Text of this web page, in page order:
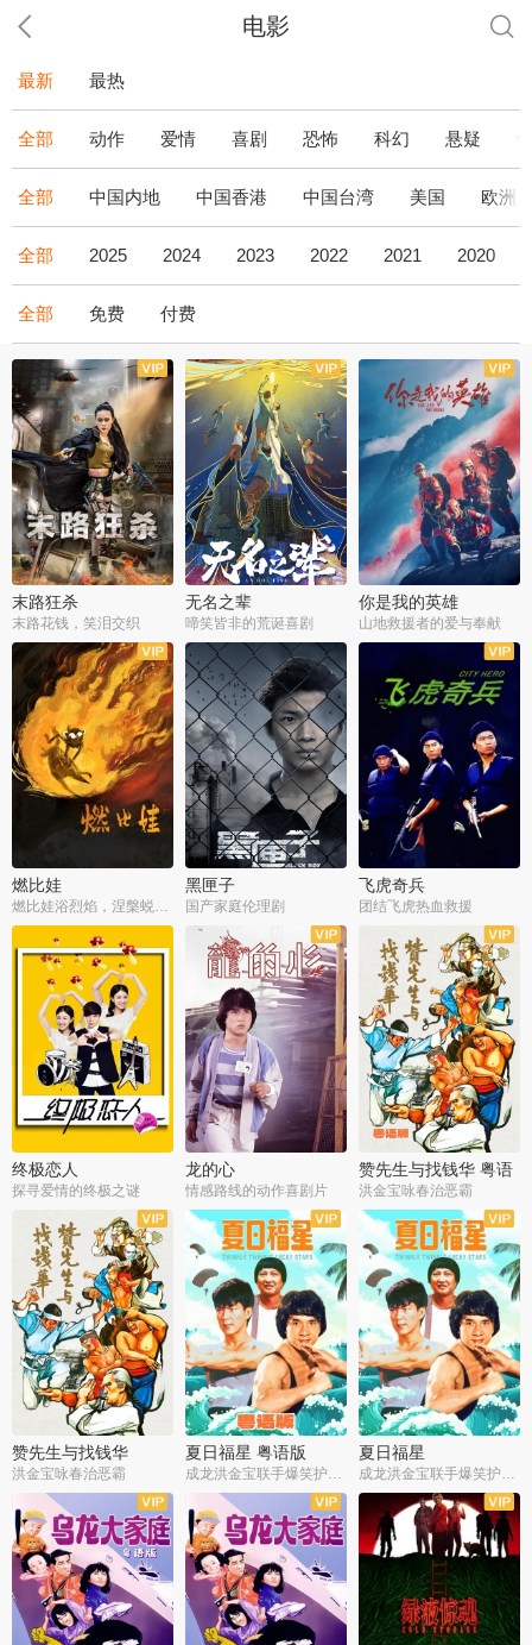
电影
最新 最热
全部 动作 爱情 喜剧 恐怖 科幻 悬疑
全部 中国内地 中国香港 中国台湾 美国 欧洲
全部 2025 2024 2023 2022 2021 2020
全部 免费 付费
末路狂杀
末路花钱，笑泪交织
无名之辈
啼笑皆非的荒诞喜剧
你是我的英雄
山地救援者的爱与奉献
燃比娃
燃比娃浴烈焰，涅槃蜕变成人
黑匣子
国产家庭伦理剧
飞虎奇兵
团结飞虎热血救援
终极恋人
探寻爱情的终极之谜
龙的心
情感路线的动作喜剧片
赞先生与找钱华 粤语
版
洪金宝咏春治恶霸
赞先生与找钱华
洪金宝咏春治恶霸
夏日福星 粤语版
成龙洪金宝联手爆笑护美女
夏日福星
成龙洪金宝联手爆笑护美女